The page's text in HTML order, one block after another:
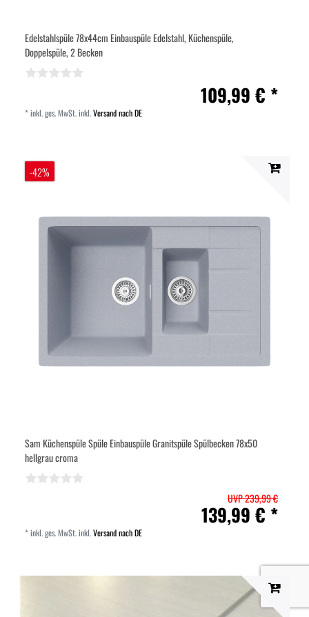
Edelstahlspüle 78x44cm Einbauspüle Edelstahl, Küchenspüle,
Doppelspüle, 2 Becken
109,99 € *
*inkl. ges. MwSt.inkl.Versand nach DE
-42%
Sam Küchenspüle Spüle Einbauspüle Granitspüle Spülbecken 78x50
hellgrau croma
UVP 239,99 €
139,99 € *
*inkl. ges. MwSt.inkl.Versand nach DE